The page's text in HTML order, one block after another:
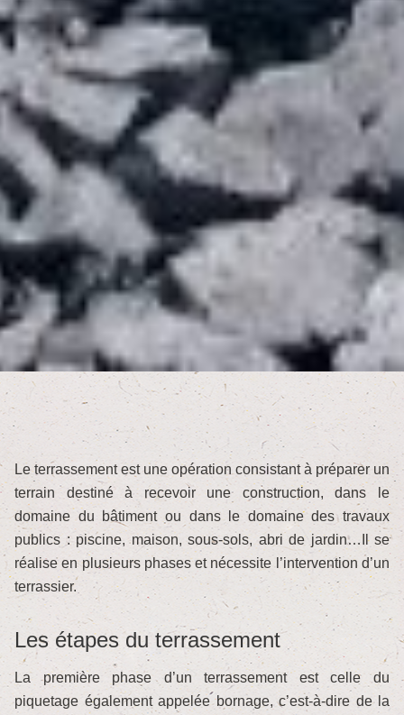
Le terrassement est une opération consistant à préparer un
terrain destiné à recevoir une construction, dans le
domaine du bâtiment ou dans le domaine des travaux
publics : piscine, maison, sous-sols, abri de jardin…Il se
réalise en plusieurs phases et nécessite l’intervention d’un
terrassier.
Les étapes du terrassement
La première phase d’un terrassement est celle du
piquetage également appelée bornage, c’est-à-dire de la